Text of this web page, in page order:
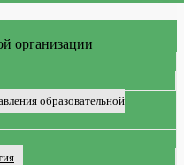
организации
образовательной